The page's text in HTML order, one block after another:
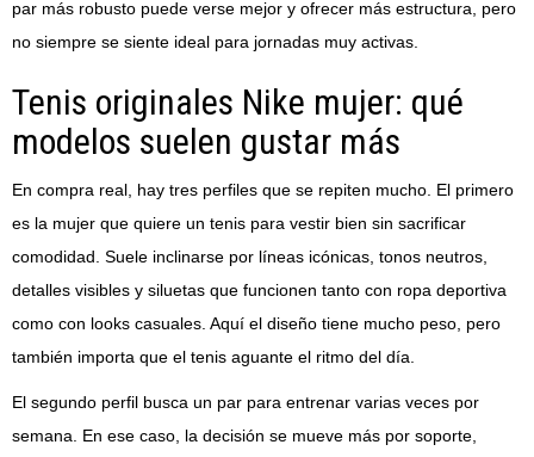
par más robusto puede verse mejor y ofrecer más estructura, pero
no siempre se siente ideal para jornadas muy activas.
Tenis originales Nike mujer: qué
modelos suelen gustar más
En compra real, hay tres perfiles que se repiten mucho. El primero
es la mujer que quiere un tenis para vestir bien sin sacrificar
comodidad. Suele inclinarse por líneas icónicas, tonos neutros,
detalles visibles y siluetas que funcionen tanto con ropa deportiva
como con looks casuales. Aquí el diseño tiene mucho peso, pero
también importa que el tenis aguante el ritmo del día.
El segundo perfil busca un par para entrenar varias veces por
semana. En ese caso, la decisión se mueve más por soporte,